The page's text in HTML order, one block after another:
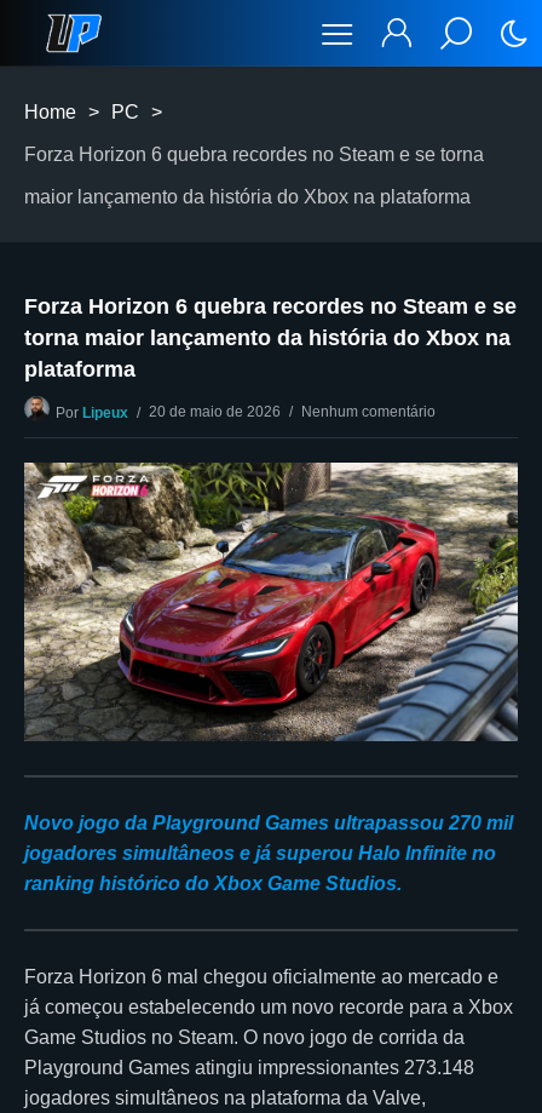
Home > PC >
Forza Horizon 6 quebra recordes no Steam e se torna
maior lançamento da história do Xbox na plataforma
Forza Horizon 6 quebra recordes no Steam e se
torna maior lançamento da história do Xbox na
plataforma
Por Lipeux 20 de maio de 2026 Nenhum comentário
Novo jogo da Playground Games ultrapassou 270 mil
jogadores simultâneos e já superou Halo Infinite no
ranking histórico do Xbox Game Studios.
Forza Horizon 6 mal chegou oficialmente ao mercado e
já começou estabelecendo um novo recorde para a Xbox
Game Studios no Steam. O novo jogo de corrida da
Playground Games atingiu impressionantes 273.148
jogadores simultâneos na plataforma da Valve,